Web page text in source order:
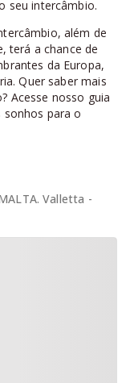
seu intercâmbio.
além de
terá a chance de
da Europa,
Quer saber mais
Acesse nosso guia
para o
Valletta -